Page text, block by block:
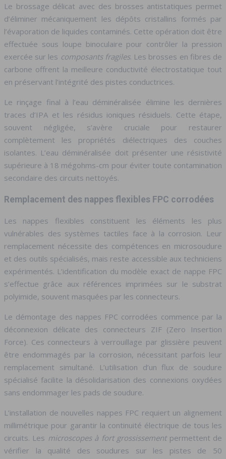
Le brossage délicat avec des brosses antistatiques permet
d’éliminer mécaniquement les dépôts cristallins formés par
l’évaporation de liquides contaminés. Cette opération doit être
effectuée sous loupe binoculaire pour contrôler la pression
exercée sur les composants fragiles. Les brosses en fibres de
carbone offrent la meilleure conductivité électrostatique tout
en préservant l’intégrité des pistes conductrices.
Le rinçage final à l’eau déminéralisée élimine les dernières
traces d’IPA et les résidus ioniques résiduels. Cette étape,
souvent négligée, s’avère cruciale pour restaurer
complètement les propriétés diélectriques des couches
isolantes. L’eau déminéralisée doit présenter une résistivité
supérieure à 18 mégohms-cm pour éviter toute contamination
secondaire des circuits nettoyés.
Remplacement des nappes flexibles FPC corrodées
Les nappes flexibles constituent les éléments les plus
vulnérables des systèmes tactiles face à la corrosion. Leur
remplacement nécessite des compétences en microsoudure
et des outils spécialisés, mais reste accessible aux techniciens
expérimentés. L’identification du modèle exact de nappe FPC
s’effectue grâce aux références imprimées sur le substrat
polyimide, souvent masquées par les connecteurs.
Le démontage des nappes FPC corrodées commence par la
déconnexion délicate des connecteurs ZIF (Zero Insertion
Force). Ces connecteurs à verrouillage par glissière peuvent
être endommagés par la corrosion, nécessitant parfois leur
remplacement simultané. L’utilisation d’un flux de soudure
spécialisé facilite la désolidarisation des connexions oxydées
sans endommager les pads de soudure.
L’installation de nouvelles nappes FPC requiert un alignement
millimétrique pour garantir la continuité électrique de tous les
circuits. Les microscopes à fort grossissementpermettent de
vérifier la qualité des soudures sur les pistes de 50